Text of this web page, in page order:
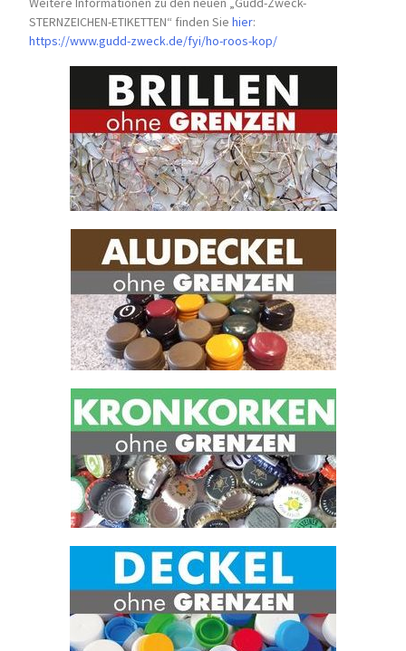
STERNZEICHEN-ETIKETTEN“ finden Siehier:
https://www.gudd-zweck.de/fyi/ho-roos-kop/